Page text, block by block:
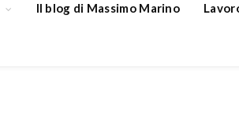
Il blog di Massimo Marino